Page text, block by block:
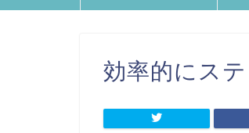
効率的にス